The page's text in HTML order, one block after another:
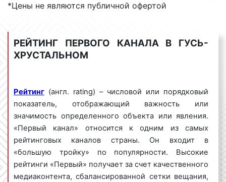
осуществляет телецентр «Останкино ».
Тематика вещания «Первого канала» в
Тематика вещания «Первого канала» – общая.
Передачи, шоу, фильмы, новости, выходящие на
«Первом», рассчитаны на самую широкую
аудиторию, как на детей, так и на взрослых. В
соответствии с требованиями российского
законодательства программы имеют специальные
обозначения по возрастным группам. «Первый
канал» ежедневно смотрят миллионы человек.
*Цены не являются публичной офертой
РЕЙТИНГ ПЕРВОГО КАНАЛА В ГУСЬ-
ХРУСТАЛЬНОМ
Рейтинг (англ. rating) – числовой или порядковый
показатель, отображающий важность или
значимость определенного объекта или явления.
«Первый канал» относится к одним из самых
рейтинговых каналов страны. Он входит в
«большую тройку» по популярности. Высокие
рейтинги «Первый» получает за счет качественного
медиаконтента, сбалансированной сетки вещания,